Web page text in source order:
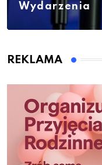
Wydarzenia
REKLAMA